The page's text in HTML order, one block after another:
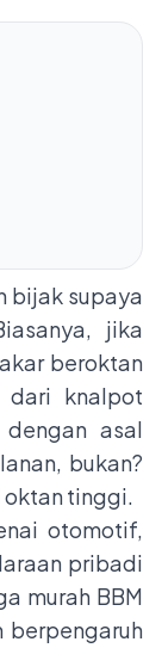
bijak supaya
jika
beroktan
dari knalpot
asal
bukan?
oktan tinggi.
otomotif,
pribadi
murah BBM
berpengaruh